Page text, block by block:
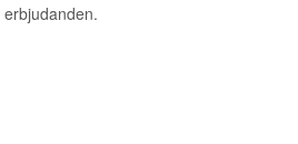
erbjudanden.